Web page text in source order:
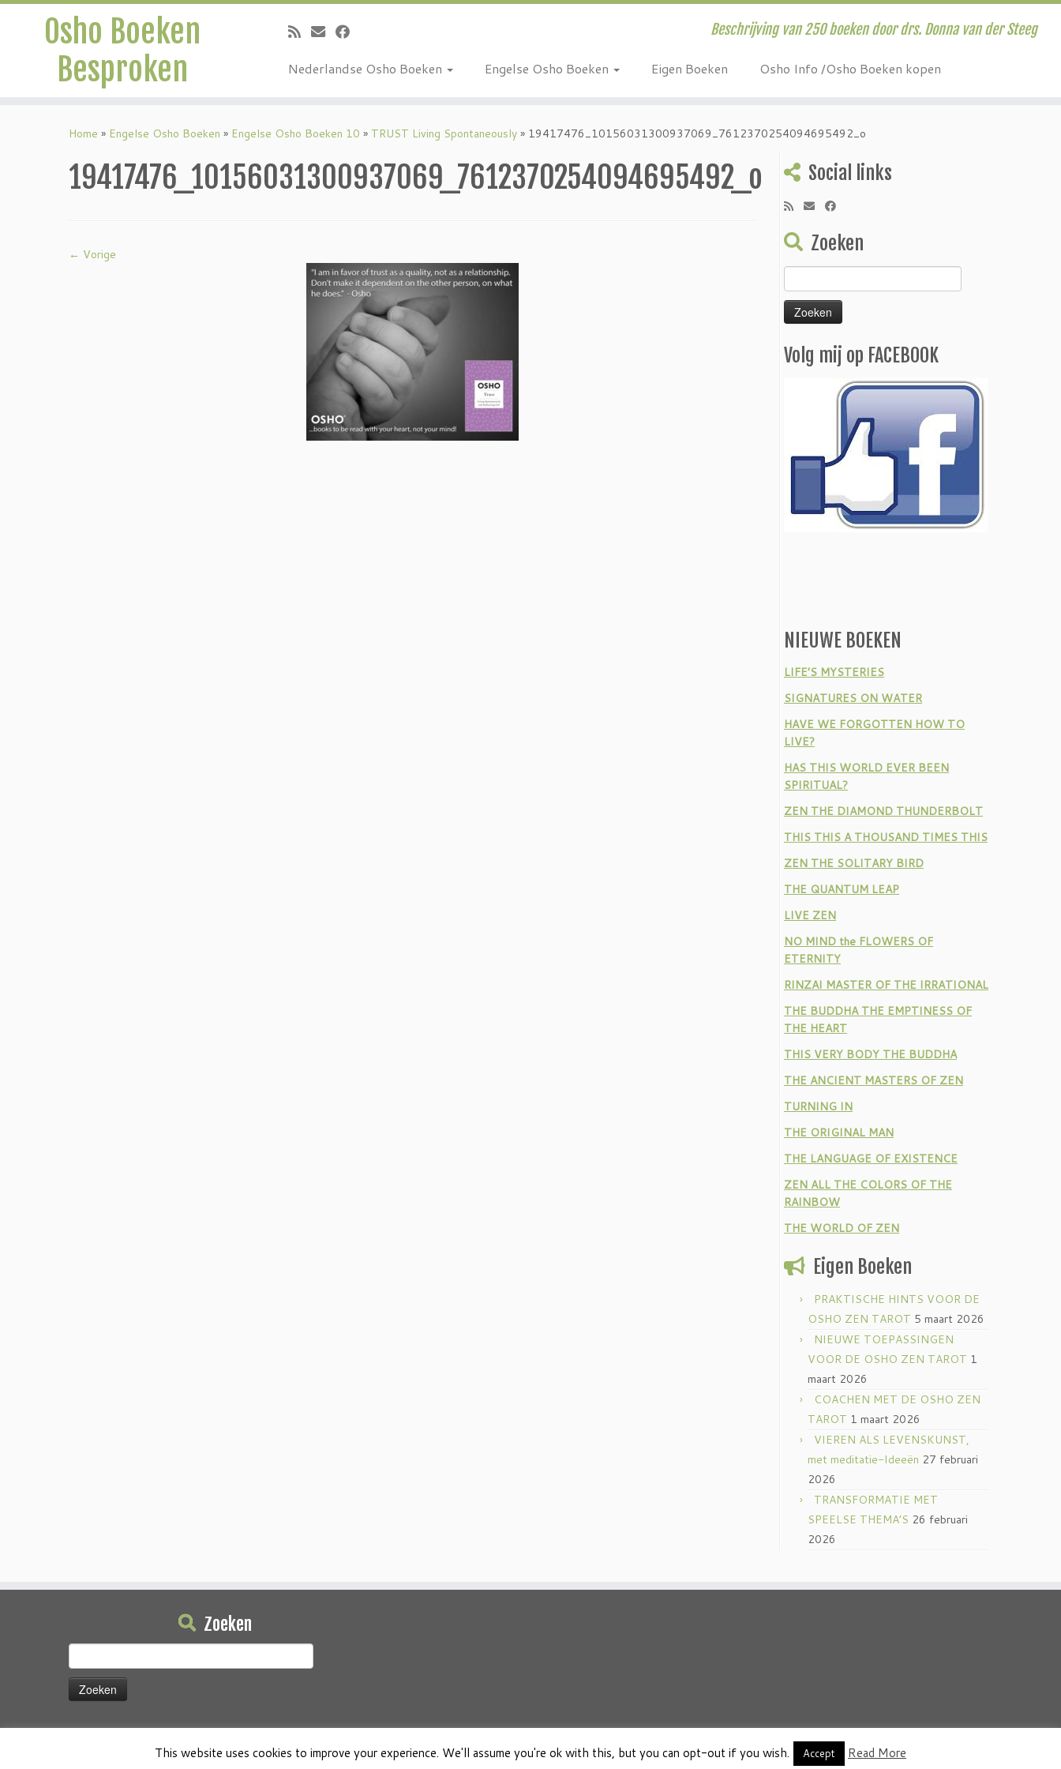
Osho Boeken
Besproken
Beschrijving van 250 boeken door drs. Donna van der Steeg
Nederlandse Osho Boeken Engelse Osho Boeken Eigen Boeken Osho Info /Osho Boeken kopen
Home » Engelse Osho Boeken » Engelse Osho Boeken 10 » TRUST Living Spontaneously » 19417476_10156031300937069_7612370254094695492_o
19417476_10156031300937069_7612370254094695492_o
← Vorige
Social links
Zoeken
naar:
Volg mij op FACEBOOK
NIEUWE BOEKEN
LIFE’S MYSTERIES
SIGNATURES ON WATER
HAVE WE FORGOTTEN HOW TO
LIVE?
HAS THIS WORLD EVER BEEN
SPIRITUAL?
ZEN THE DIAMOND THUNDERBOLT
THIS THIS A THOUSAND TIMES THIS
ZEN THE SOLITARY BIRD
THE QUANTUM LEAP
LIVE ZEN
NO MIND the FLOWERS OF
ETERNITY
RINZAI MASTER OF THE IRRATIONAL
THE BUDDHA THE EMPTINESS OF
THE HEART
THIS VERY BODY THE BUDDHA
THE ANCIENT MASTERS OF ZEN
TURNING IN
THE ORIGINAL MAN
THE LANGUAGE OF EXISTENCE
ZEN ALL THE COLORS OF THE
RAINBOW
THE WORLD OF ZEN
Eigen Boeken
PRAKTISCHE HINTS VOOR DE
OSHO ZEN TAROT 5 maart 2026
NIEUWE TOEPASSINGEN
VOOR DE OSHO ZEN TAROT 1
maart 2026
COACHEN MET DE OSHO ZEN
TAROT 1 maart 2026
VIEREN ALS LEVENSKUNST,
met meditatie-Ideeën 27 februari
2026
TRANSFORMATIE MET
SPEELSE THEMA’S 26 februari
2026
Zoeken
naar:
·© 2026 Osho Boeken Besproken·Aangeboden door ·Ontworpen met deCustomizr thema ·
This website uses cookies to improve your experience. We'll assume you're ok with this, but you can opt-out if you wish. Accept Read More